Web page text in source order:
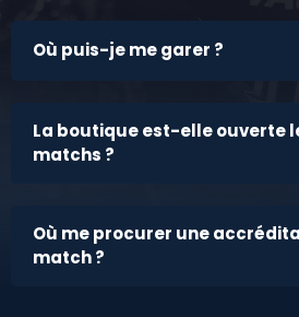
Où puis-je me garer ?
La boutique est-elle ouverte
matchs ?
Où me procurer une
match ?